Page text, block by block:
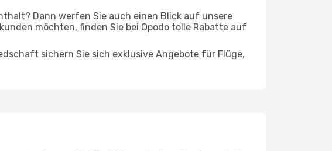
Dann werfen Sie auch einen Blick auf unsere
möchten, finden Sie bei Opodo tolle Rabatte auf
sichern Sie sich exklusive Angebote für Flüge,